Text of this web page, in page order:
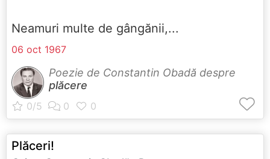
Neamuri multe de gângănii,...
06 oct 1967
Poezie de Constantin Obadă despre
plăcere
Plăceri!